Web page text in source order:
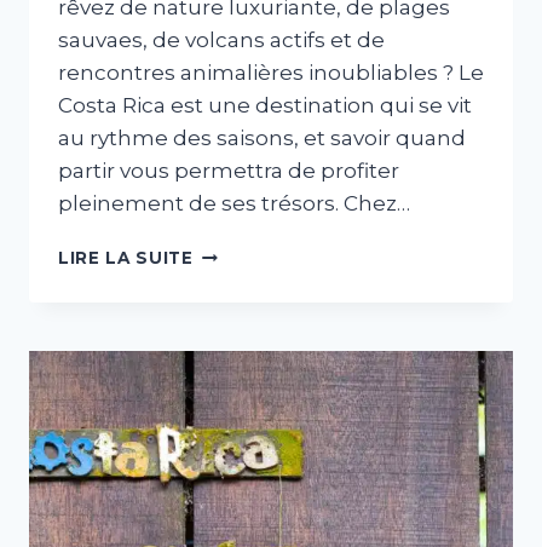
rêvez de nature luxuriante, de plages
sauvaes, de volcans actifs et de
rencontres animalières inoubliables ? Le
Costa Rica est une destination qui se vit
au rythme des saisons, et savoir quand
partir vous permettra de profiter
pleinement de ses trésors. Chez…
LIRE LA SUITE QUAND
RICA
?